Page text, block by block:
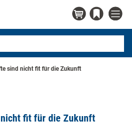
sind nicht fit für die Zukunft
fit für die Zukunft